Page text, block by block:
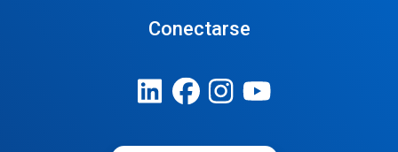
Conectarse